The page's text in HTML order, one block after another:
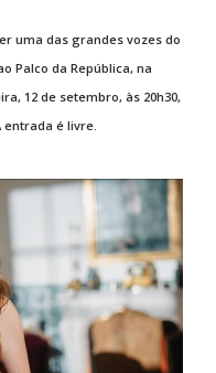
uma das grandes vozes do
Palco da República, na
12 de setembro, às 20h30,
entrada é livre.